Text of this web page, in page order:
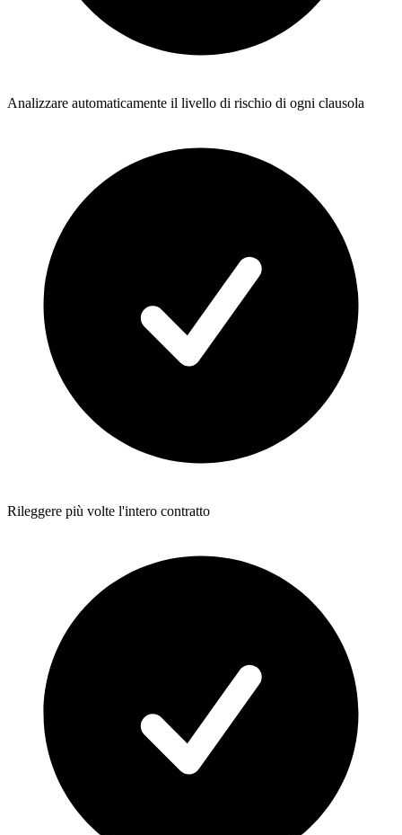
Analizzare automaticamente il livello di rischio di ogni clausola
Rileggere più volte l'intero contratto